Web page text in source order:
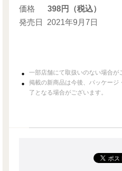
価格
398円（税込）
発売日
2021年9月7日
一部店舗にて取扱いのない場合が
掲載の新商品は今後、パッケージ
了となる場合がございます。